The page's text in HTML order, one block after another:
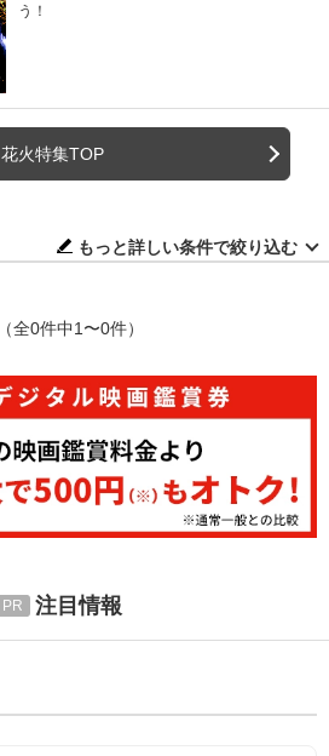
う！
花火特集TOP
もっと詳しい条件で絞り込む
（全0件中1〜0件）
注目情報